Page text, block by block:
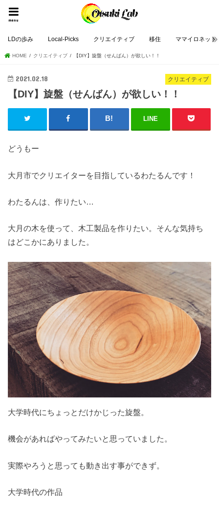
menu
LDの歩み Local-Picks クリエイティブ 移住 ママイロネット
HOME クリエイティブ 【DIY】旋盤（せんばん）が欲しい！！
クリエイティブ
2021.02.18
【DIY】旋盤（せんばん）が欲しい！！
LINE
どうもー
大月市でクリエイターを目指しているわたるんです！
わたるんは、作りたい…
大月の木を使って、木工製品を作りたい。そんな気持ち
はどこかにありました。
大学時代にちょっとだけかじった旋盤。
機会があればやってみたいと思っていました。
実際やろうと思っても動き出す事ができず。
大学時代の作品